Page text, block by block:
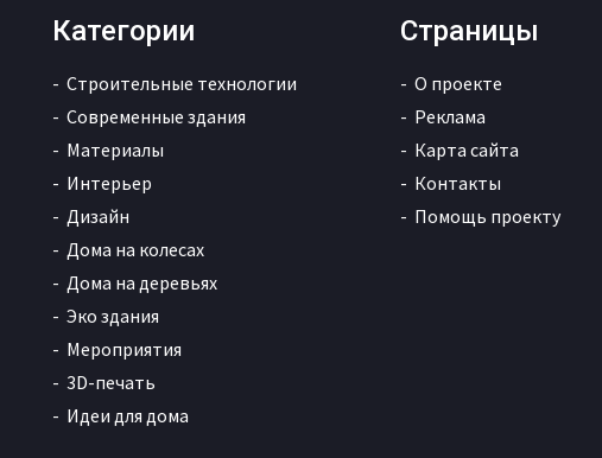
Категории
Строительные технологии
Современные здания
Материалы
Интерьер
Дизайн
Дома на колесах
Дома на деревьях
Эко здания
Мероприятия
3D-печать
Идеи для дома
Страницы
О проекте
Реклама
Карта сайта
Контакты
Помощь проекту